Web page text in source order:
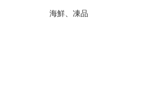
海鮮、凍品